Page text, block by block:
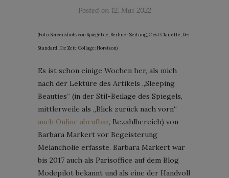
Posted on 12. Mai 2022
(Foto: Screenshots von Spiegel.de, Berliner Zeitung, C’est Clairette, Der
Standard, Die Zeit; Collage: Horstson)
Es ist schon einige Wochen her, als mich
nach der Lektüre des Artikels „Sleeping
Beauties“ (in der Stil-Beilage des Spiegels,
mittlerweile als „Blick zurück nach vorn“
auch Online abrufbar, Bezahlbereich) von
Barbara Markert vor Begeisterung
Melancholie erfasste. Barbara Markert war
bis 2017 auch als Parisoffice auf dem Blog
Modepilot bekannt und als eine der Handvoll